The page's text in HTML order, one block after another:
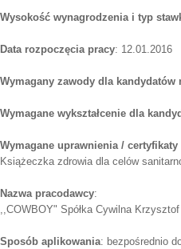
Wysokość wynagrodzenia i typ
Data rozpoczęcia pracy: 12.01.2016
Wymagany zawody dla
Wymagane wykształcenie dla
Wymagane uprawnienia /
Książeczka zdrowia dla celów
Nazwa pracodawcy:
,,COWBOY" Spółka Cywilna
Sposób aplikowania: bezpośrednio